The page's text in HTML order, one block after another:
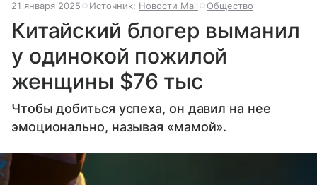
21 января 2025 Источник: Новости Mail Общество
Китайский блогер выманил
у одинокой пожилой
женщины $76 тыс
Чтобы добиться успеха, он давил на нее
эмоционально, называя «мамой».